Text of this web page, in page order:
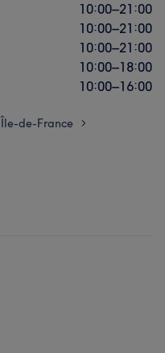
10:00–21:00
10:00–21:00
10:00–21:00
10:00–18:00
10:00–16:00
Île-de-France >